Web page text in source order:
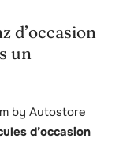
d’occasion
un
by Autostore
d’occasion